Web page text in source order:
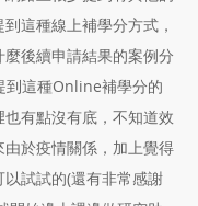
這種線上補學分方式，
後續申請結果的案例分
到這種Online補學分的
有點沒有底，不知道效
於疫情關係，加上覺得
試試的(還有非常感謝